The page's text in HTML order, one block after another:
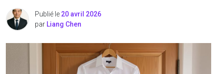
Publié le 20 avril 2026
par Liang Chen